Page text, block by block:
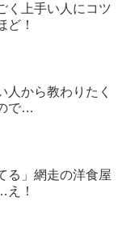
く上手い人にコツ
ど！
人から教わりたく
で…
る」網走の洋食屋
！